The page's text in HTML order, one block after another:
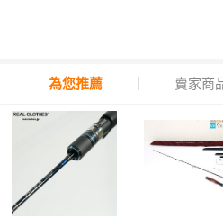
為您推薦 賣家商